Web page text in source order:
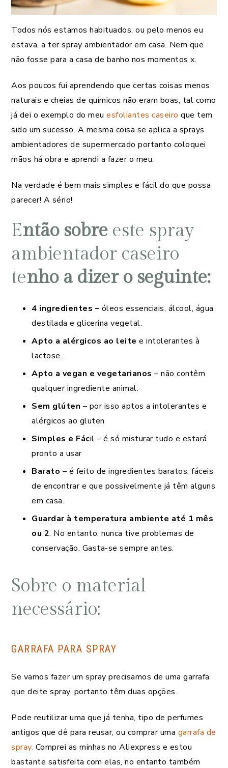
Todos nós estamos habituados, ou pelo menos eu
estava, a ter spray ambientador em casa. Nem que
não fosse para a casa de banho nos momentos x.
Aos poucos fui aprendendo que certas coisas menos
naturais e cheias de químicos não eram boas, tal como
já dei o exemplo do meu esfoliantes caseiro que tem
sido um sucesso. A mesma coisa se aplica a sprays
ambientadores de supermercado portanto coloquei
mãos há obra e aprendi a fazer o meu.
Na verdade é bem mais simples e fácil do que possa
parecer! A sério!
Então sobre este spray
ambientador caseiro
tenho a dizer o seguinte:
4 ingredientes – óleos essenciais, álcool, água
destilada e glicerina vegetal.
Apto a alérgicos ao leite e intolerantes à
lactose.
Apto a vegan e vegetarianos – não contêm
qualquer ingrediente animal.
Sem glúten – por isso aptos a intolerantes e
alérgicos ao gluten
Simples e Fácil – é só misturar tudo e estará
pronto a usar
Barato – é feito de ingredientes baratos, fáceis
de encontrar e que possivelmente já têm alguns
em casa.
Guardar à temperatura ambiente até 1 mês
ou 2. No entanto, nunca tive problemas de
conservação. Gasta-se sempre antes.
Sobre o material
necessário:
GARRAFA PARA SPRAY
Se vamos fazer um spray precisamos de uma garrafa
que deite spray, portanto têm duas opções.
Pode reutilizar uma que já tenha, tipo de perfumes
antigos que dê para reusar, ou comprar uma garrafa de
spray. Comprei as minhas no Aliexpress e estou
bastante satisfeita com elas, no entanto também